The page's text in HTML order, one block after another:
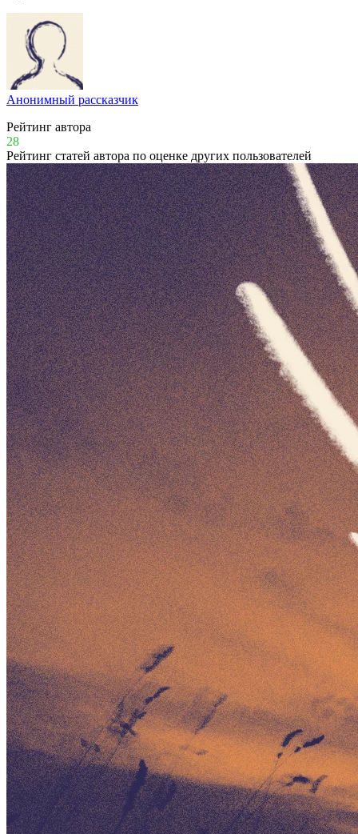
Анонимный рассказчик
Рейтинг автора
28
Рейтинг статей автора по оценке других пользователей